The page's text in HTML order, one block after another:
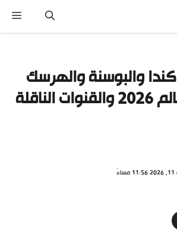
والبوسنة والهرسك